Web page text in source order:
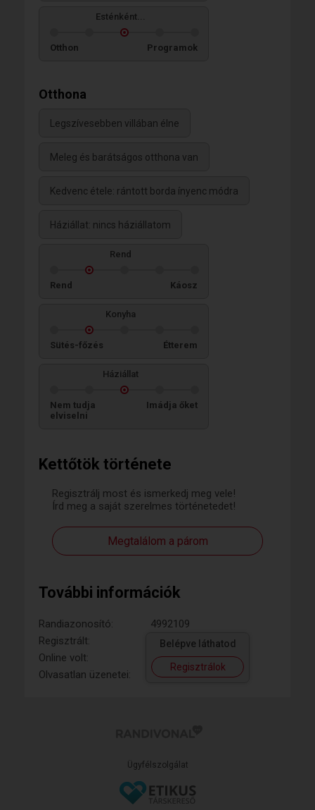
Kettőtök története
Regisztrálj most és ismerkedj meg vele!
Írd meg a saját szerelmes történetedet!
Megtalálom a párom
További információk
Randiazonosító:
4992109
Regisztrált:
Online volt:
Olvasatlan üzenetei:
Belépve láthatod
Regisztrálok
Esténként...
Otthon Programok
Otthona
Legszívesebben villában élne
Meleg és barátságos otthona van
Kedvenc étele: rántott borda ínyenc módra
Háziállat: nincs háziállatom
Rend
Rend Káosz
Konyha
Sütés-főzés Étterem
Háziállat
Nem tudja
elviselni
Imádja őket
Ügyfélszolgálat